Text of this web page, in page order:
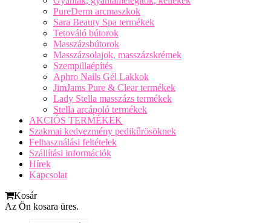
PureDerm arcmaszkok
Sara Beauty Spa termékek
Tetováló bútorok
Masszázsbútorok
Masszázsolajok, masszázskrémek
Szempillaépítés
Aphro Nails Gél Lakkok
JimJams Pure & Clear termékek
Lady Stella masszázs termékek
Stella arcápoló termékek
AKCIÓS TERMÉKEK
Szakmai kedvezmény pedikűrösöknek
Felhasználási feltételek
Szállítási információk
Hírek
Kapcsolat
Kosár
Az Ön kosara üres.